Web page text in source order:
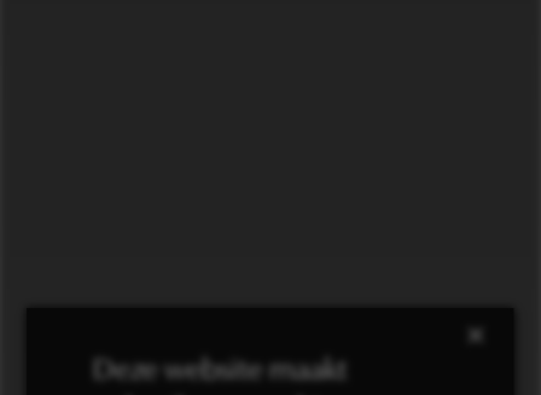
×
Deze website maakt